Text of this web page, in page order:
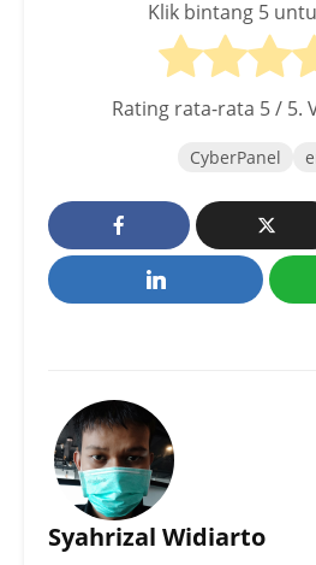
Klik bintang 5
Rating rata-rata 5/ 5.
CyberPanel
Syahrizal Widiarto